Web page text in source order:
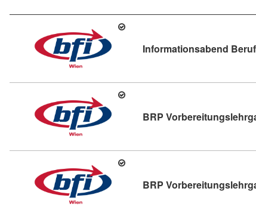
Informationsabend
BRP
BRP